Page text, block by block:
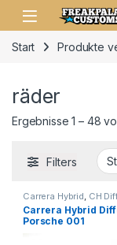
Start Produkte
räder
Ergebnisse 1 – 48
Filters
Carrera Hybrid CH
Carrera Hybrid
Porsche 001